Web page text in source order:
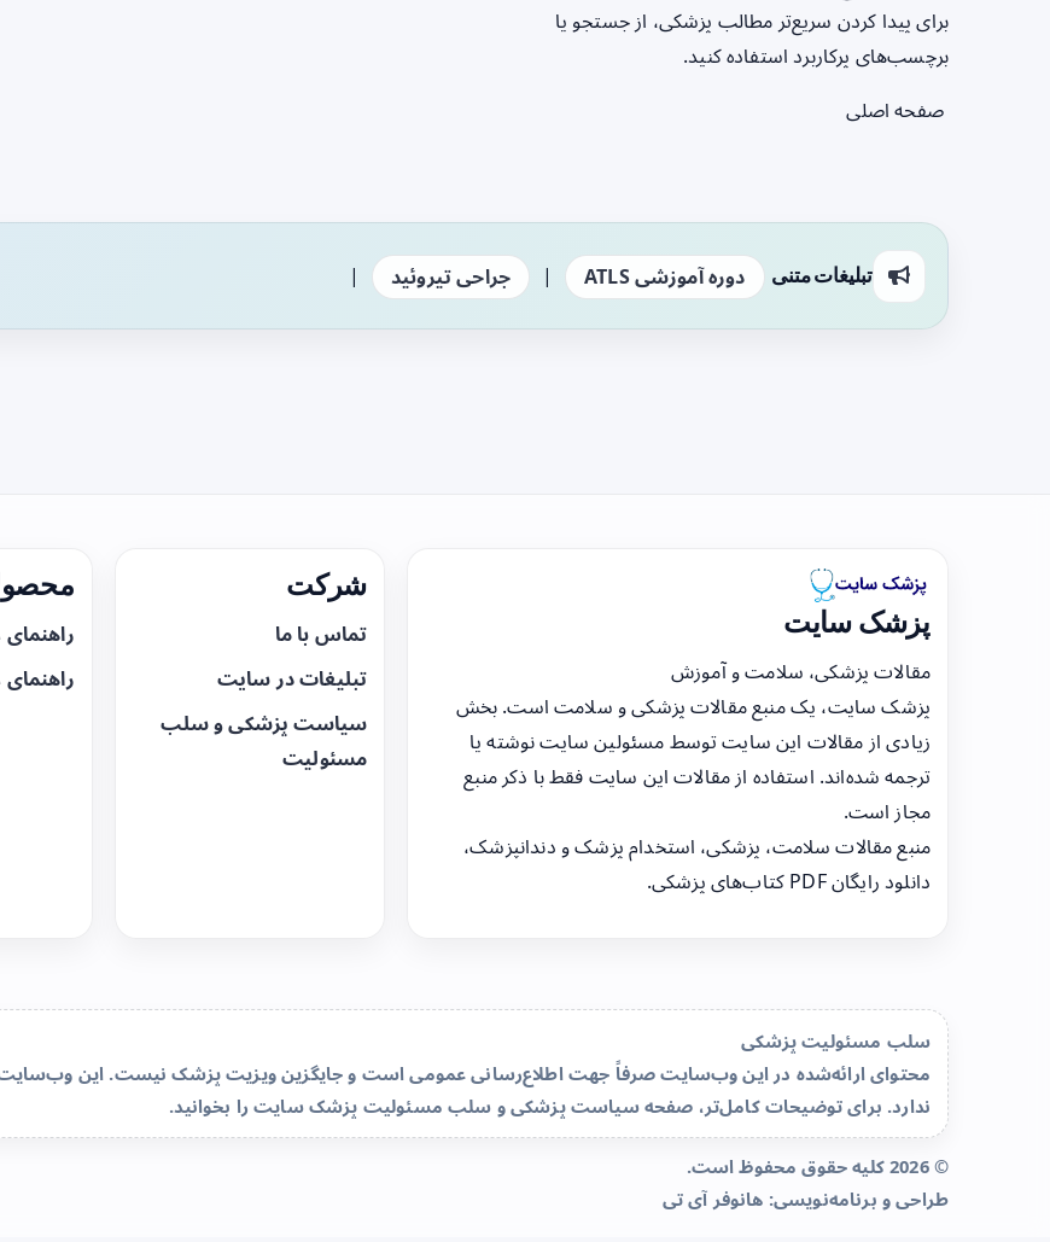
برای پیدا کردن سریع‌تر مطالب پزشکی، از جستجو یا
برچسب‌های پرکاربرد استفاده کنید.
صفحه اصلی
تبلیغات متنی دوره آموزشی ATLS | جراحی تیروئید |
پزشک سایت
مقالات پزشکی، سلامت و آموزش
پزشک سایت، یک منبع مقالات پزشکی و سلامت است. بخش
زیادی از مقالات این سایت توسط مسئولین سایت نوشته یا
ترجمه شده‌اند. استفاده از مقالات این سایت فقط با ذکر منبع
مجاز است.
منبع مقالات سلامت، پزشکی، استخدام پزشک و دندانپزشک،
دانلود رایگان PDF کتاب‌های پزشکی.
شرکت
تماس با ما
تبلیغات در سایت
سیاست پزشکی و سلب
مسئولیت
سلب مسئولیت پزشکی
محتوای ارائه‌شده در این وب‌سایت صرفاً جهت اطلاع‌رسانی عمومی است و جایگزین ویزیت پزشک نیست. این وب‌سایت
ندارد. برای توضیحات کامل‌تر، صفحهسیاست پزشکی و سلب مسئولیت پزشک سایترا بخوانید.
© 2026 کلیه حقوق محفوظ است.
طراحی و برنامه‌نویسی: هانوفر آی تی